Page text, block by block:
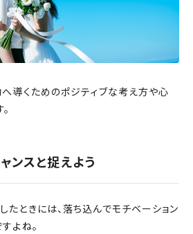
導くためのポジティブな考え方や心
ンスと捉えよう
ときには、落ち込んでモチベーション
よね。